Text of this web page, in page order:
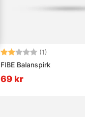
Betyg: (1)
FIBE Balanspirk
69 kr